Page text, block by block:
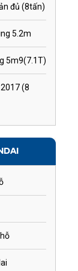
đủ (8tấn)
5.2m
5m9(7.1T)
(8